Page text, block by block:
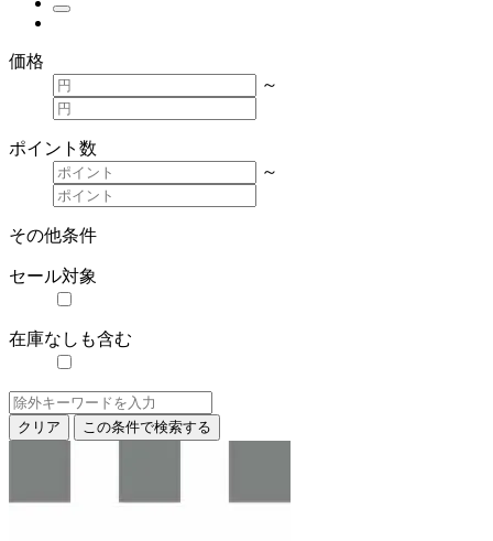
価格
～
ポイント数
～
その他条件
セール対象
在庫なしも含む
クリア この条件で検索する